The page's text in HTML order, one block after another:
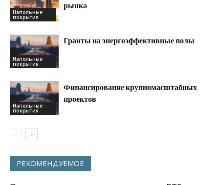
Напольные
покрытия
рынка
Напольные
покрытия
Гранты на энергоэффективные полы
Напольные
покрытия
Финансирование крупномасштабных
проектов
РЕКОМЕНДУЕМОЕ